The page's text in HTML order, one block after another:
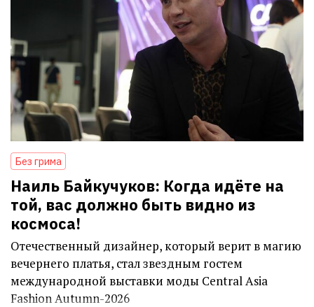
Без грима
Наиль Байкучуков: Когда идёте на
той, вас должно быть видно из
космоса!
Отечественный дизайнер, который верит в магию
вечернего платья, стал звездным гостем
международной выставки моды Central Asia
Fashion Autumn-2026